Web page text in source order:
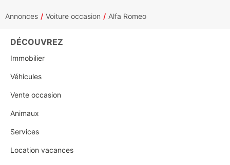
Annonces Voiture occasion Alfa Romeo
DÉCOUVREZ
Immobilier
Véhicules
Vente occasion
Animaux
Services
Location vacances